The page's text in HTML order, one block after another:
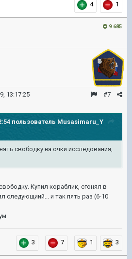
4 1
9 685
#7
13:17:25
пользователь Musasimaru_Y
свободку на очки исследования,
Купил кораблик, сгонял в
следующиий... и так пять раз (6-10
3 7 1 3